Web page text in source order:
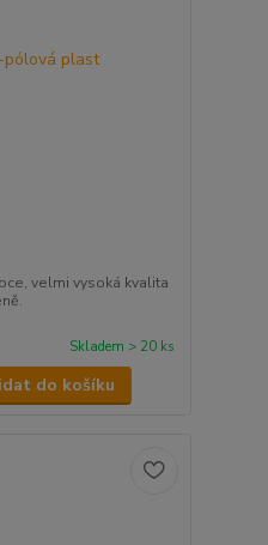
velmi vysoká kvalita
Skladem > 20 ks
do košíku